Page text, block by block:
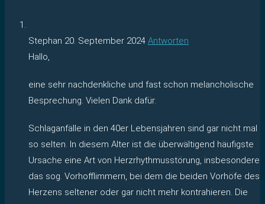
Stephan 20. September 2024 Antworten
Hallo,
eine sehr nachdenkliche und fast schon melancholische
Besprechung. Vielen Dank dafür.
Schlaganfälle in den 40er Lebensjahren sind gar nicht mal
so selten. In diesem Alter ist die überwältigend häufigste
Ursache eine Art von Herzrhythmusstörung, insbesondere
das sog. Vorhofflimmern, bei dem die beiden Vorhöfe des
Herzens seltener oder gar nicht mehr kontrahieren. Die